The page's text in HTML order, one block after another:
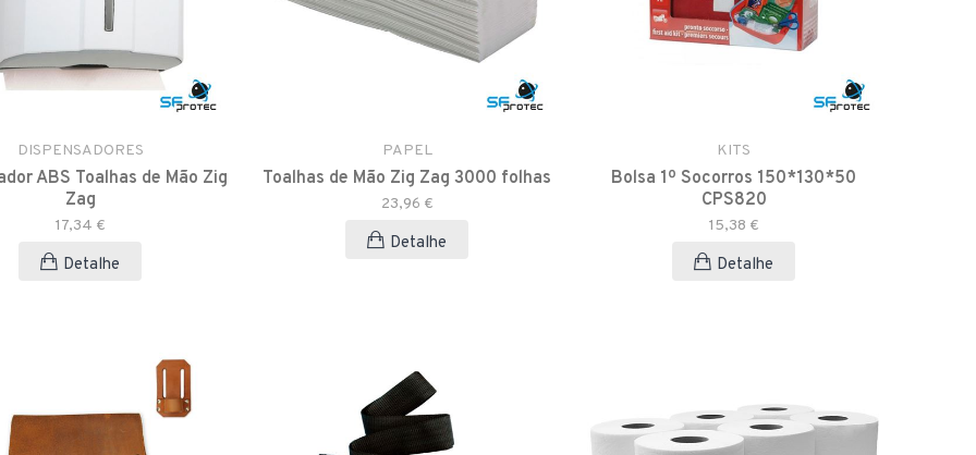
DISPENSADORES
ABS Toalhas de Mão Zig
Zag
17,34 €
Detalhe
PAPEL
Toalhas de Mão Zig Zag 3000 folhas
23,96 €
Detalhe
KITS
Bolsa 1º Socorros 150*130*50
CPS820
15,38 €
Detalhe